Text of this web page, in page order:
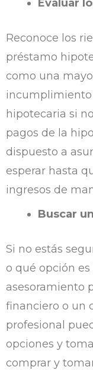
Evaluar
Reconoce los
préstamo
como una
incumplimiento
hipotecaria si
pagos de la
dispuesto a
esperar hasta
ingresos de
Buscar
Si no estás
o qué opción
asesoramiento
financiero o un
profesional
opciones y
comprar y